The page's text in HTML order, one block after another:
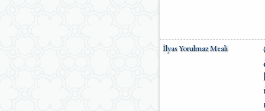
İlyas Yorulmaz Meali